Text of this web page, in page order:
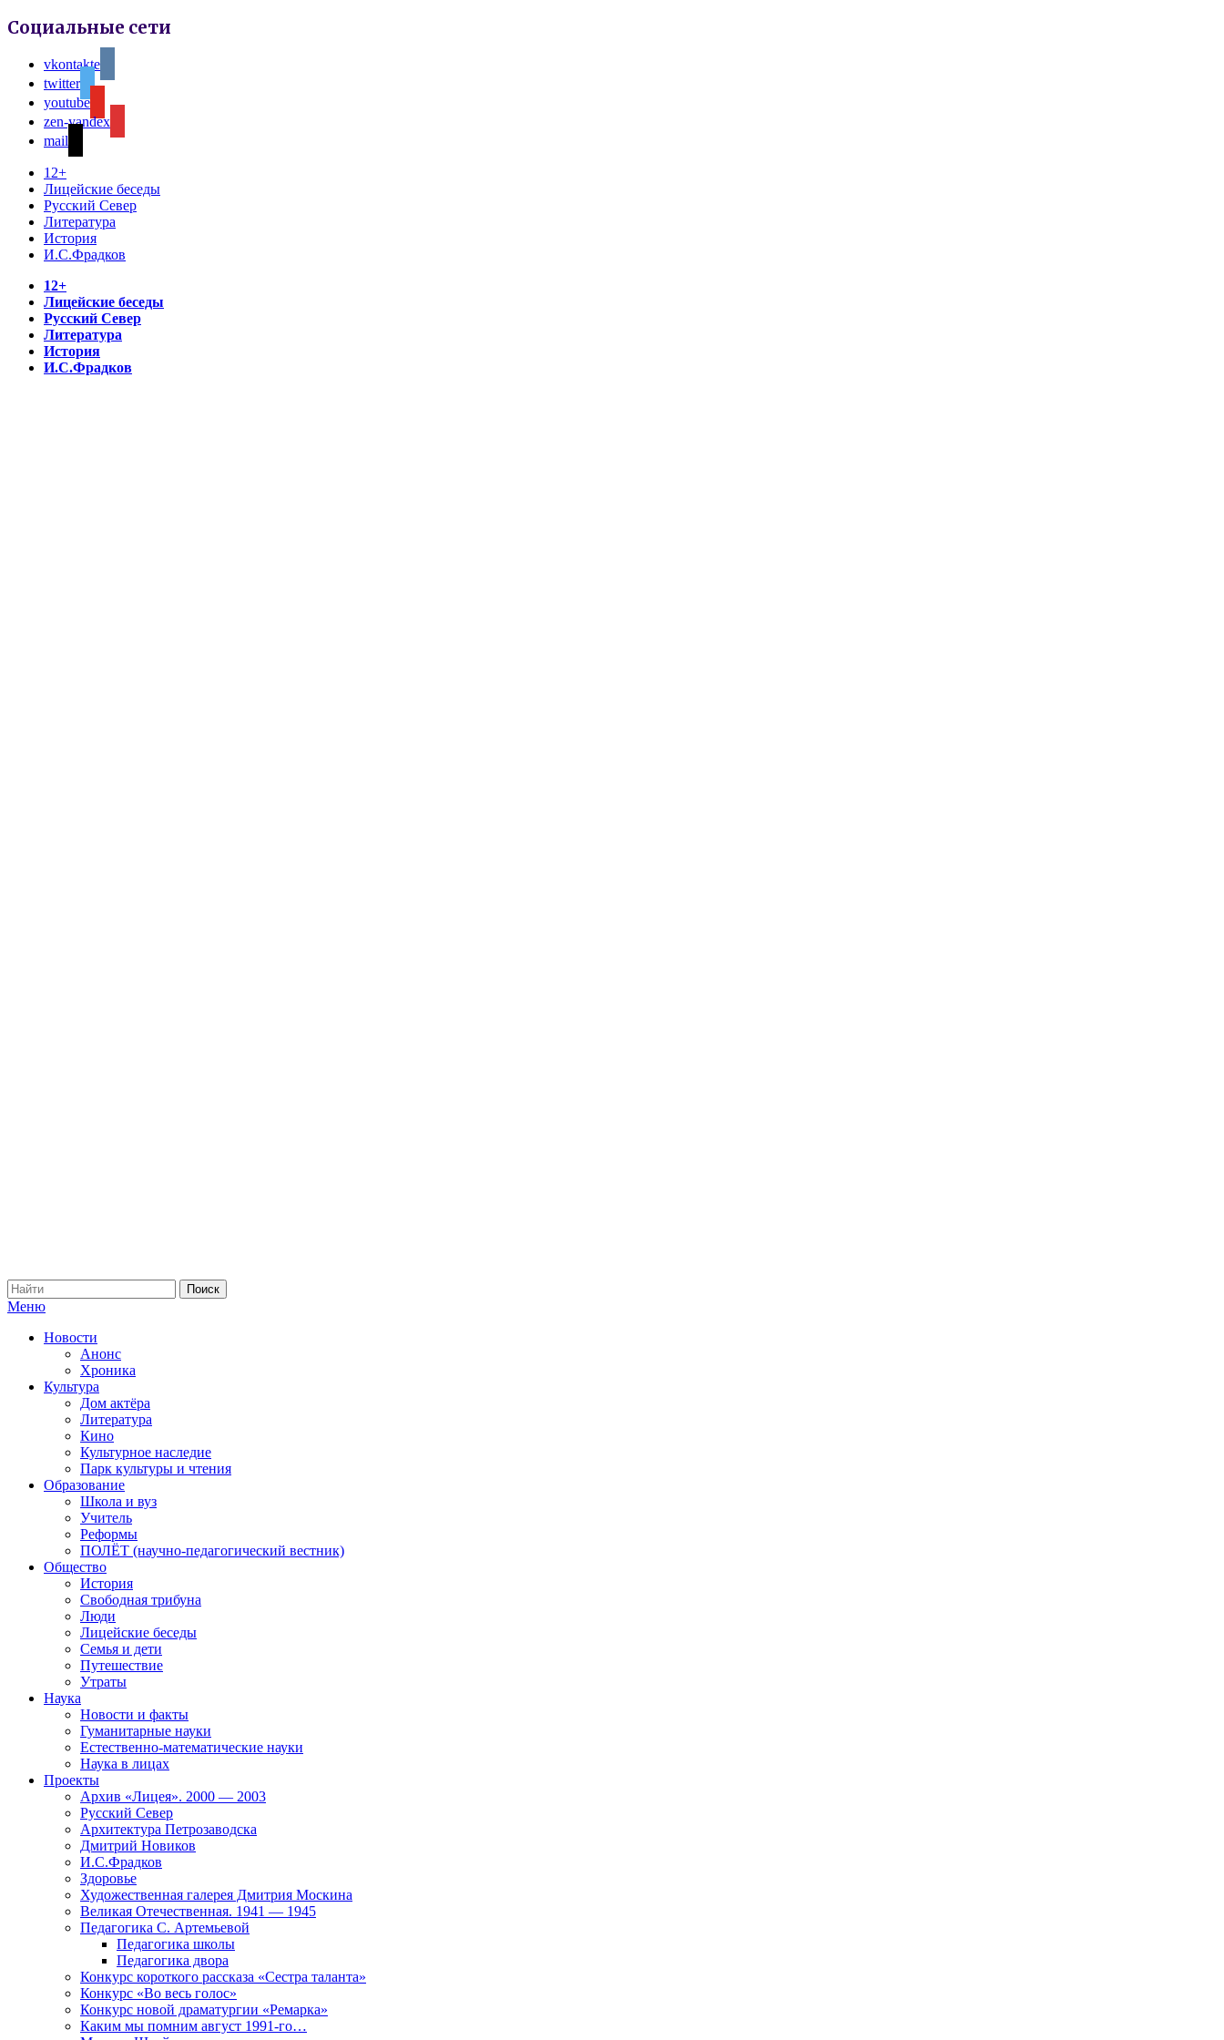
Социальные сети
vkontakte
twitter
youtube
zen-yandex
mail
12+
Лицейские беседы
Русский Север
Литература
История
И.С.Фрадков
12+
Лицейские беседы
Русский Север
Литература
История
И.С.Фрадков
Меню
Новости
Анонс
Хроника
Культура
Дом актёра
Литература
Кино
Культурное наследие
Парк культуры и чтения
Образование
Школа и вуз
Учитель
Реформы
ПОЛЁТ (научно-педагогический вестник)
Общество
История
Свободная трибуна
Люди
Лицейские беседы
Семья и дети
Путешествие
Утраты
Наука
Новости и факты
Гуманитарные науки
Естественно-математические науки
Наука в лицах
Проекты
Архив «Лицея». 2000 — 2003
Русский Север
Архитектура Петрозаводска
Дмитрий Новиков
И.С.Фрадков
Здоровье
Художественная галерея Дмитрия Москина
Великая Отечественная. 1941 — 1945
Педагогика С. Артемьевой
Педагогика школы
Педагогика двора
Конкурс короткого рассказа «Сестра таланта»
Конкурс «Во весь голос»
Конкурс новой драматургии «Ремарка»
Каким мы помним август 1991-го…